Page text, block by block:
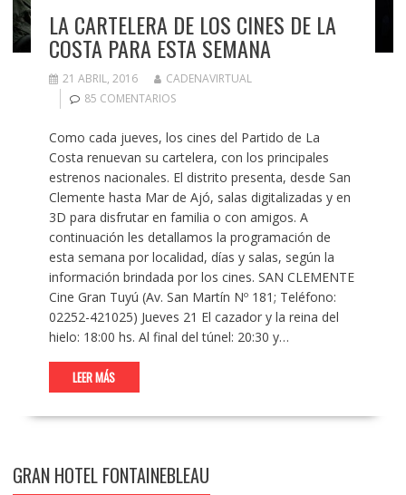
LA CARTELERA DE LOS CINES DE LA
COSTA PARA ESTA SEMANA
21 ABRIL, 2016
CADENAVIRTUAL
85 COMENTARIOS
Como cada jueves, los cines del Partido de La
Costa renuevan su cartelera, con los principales
estrenos nacionales. El distrito presenta, desde San
Clemente hasta Mar de Ajó, salas digitalizadas y en
3D para disfrutar en familia o con amigos. A
continuación les detallamos la programación de
esta semana por localidad, días y salas, según la
información brindada por los cines. SAN CLEMENTE
Cine Gran Tuyú (Av. San Martín Nº 181; Teléfono:
02252-421025) Jueves 21 El cazador y la reina del
hielo: 18:00 hs. Al final del túnel: 20:30 y…
LEER MÁS
GRAN HOTEL FONTAINEBLEAU